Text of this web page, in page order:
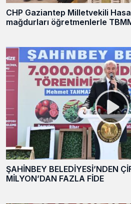
CHP Gaziantep Milletvekili
mağdurları öğretmenlerle
ŞAHİNBEY BELEDİYESİ’NDEN
MİLYON’DAN FAZLA FİDE